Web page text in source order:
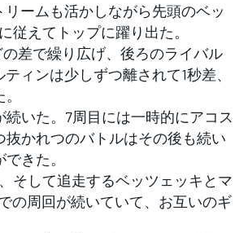
ームも活かしながら先頭のベッ
従えてトップに躍り出た。
差で繰り広げ、後ろのライバル
ィンは少しずつ離されて1秒差、
いた。7周目には一時的にアコス
かれつのバトルはその後も続い
きた。
そして追走するベッツェッキとマ
の周回が続いていて、お互いのギ